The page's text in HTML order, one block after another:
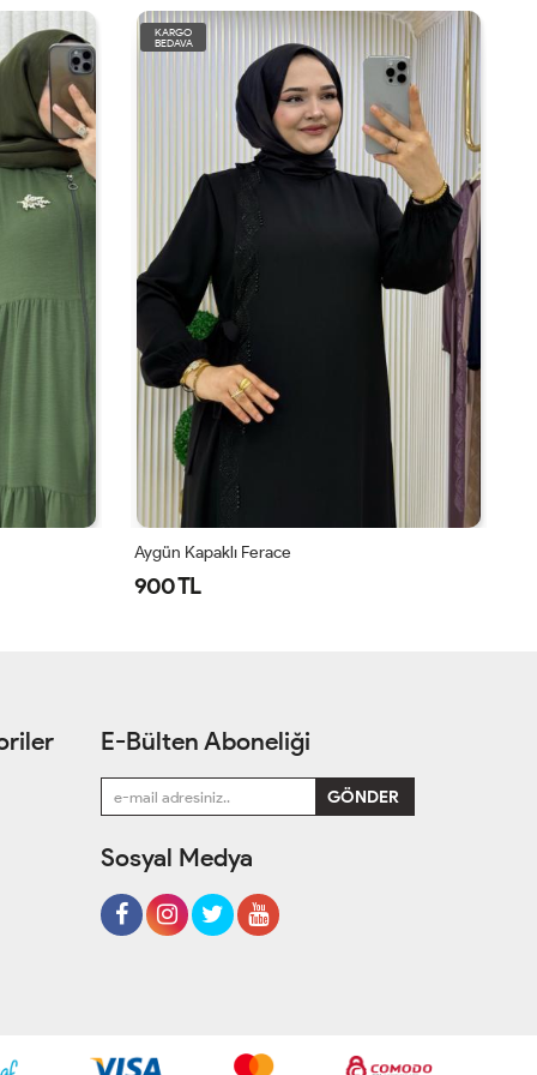
KARGO
BEDAVA
Aygün Kapaklı Ferace
900 TL
E-Bülten Aboneliği
Sosyal Medya